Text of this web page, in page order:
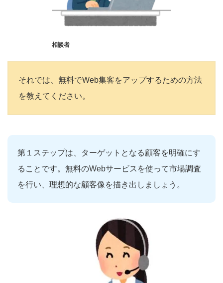
相談者
それでは、無料でWeb集客をアップするための方法
を教えてください。
第１ステップは、ターゲットとなる顧客を明確にす
ることです。無料のWebサービスを使って市場調査
を行い、理想的な顧客像を描き出しましょう。